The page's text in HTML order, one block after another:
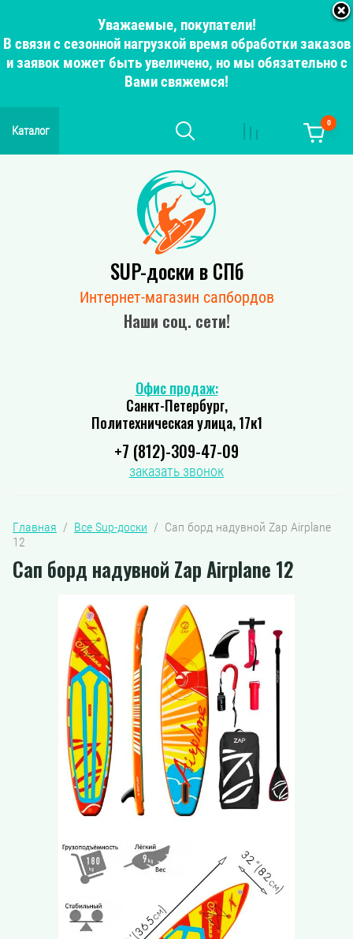
Уважаемые, покупатели!
В связи с сезонной нагрузкой время обработки заказов
и заявок может быть увеличено, но мы обязательно с
Вами свяжемся!
Каталог
0
SUP-доски в СПб
Интернет-магазин сапбордов
Наши соц. сети!
Офис продаж:
Санкт-Петербург,
Политехническая улица, 17к1
+7 (812)-309-47-09
заказать звонок
Главная
  /
Все Sup-доски
  /  Сап борд надувной Zap Airplane
12
Сап борд надувной Zap Airplane 12